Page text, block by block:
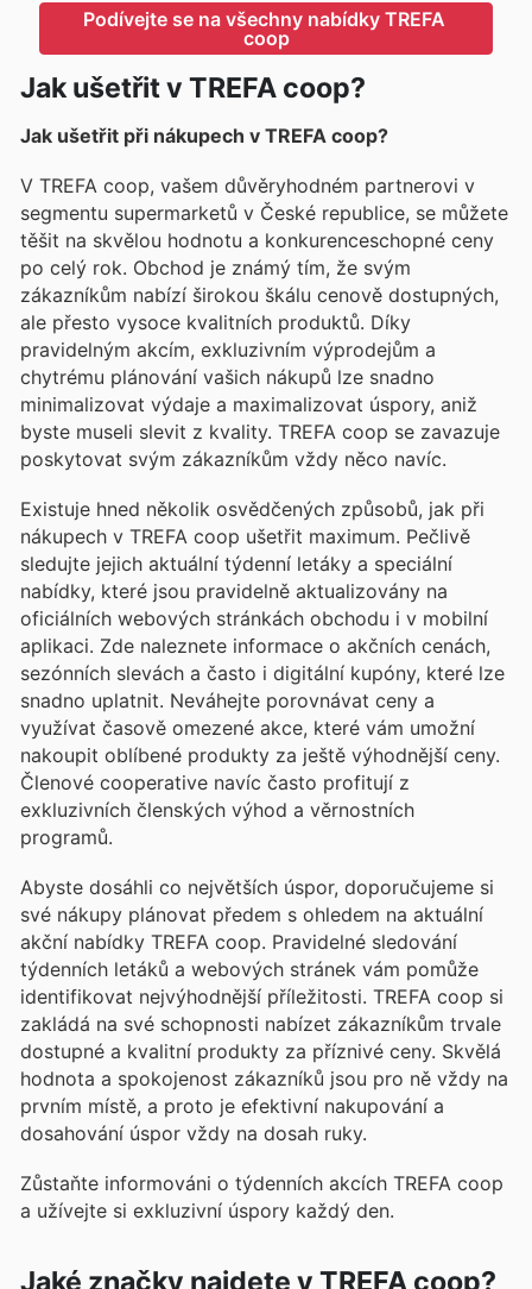
Podívejte se na všechny nabídky TREFA
coop
Jak ušetřit v TREFA coop?
Jak ušetřit při nákupech v TREFA coop?
V TREFA coop, vašem důvěryhodném partnerovi v
segmentu supermarketů v České republice, se můžete
těšit na skvělou hodnotu a konkurenceschopné ceny
po celý rok. Obchod je známý tím, že svým
zákazníkům nabízí širokou škálu cenově dostupných,
ale přesto vysoce kvalitních produktů. Díky
pravidelným akcím, exkluzivním výprodejům a
chytrému plánování vašich nákupů lze snadno
minimalizovat výdaje a maximalizovat úspory, aniž
byste museli slevit z kvality. TREFA coop se zavazuje
poskytovat svým zákazníkům vždy něco navíc.
Existuje hned několik osvědčených způsobů, jak při
nákupech v TREFA coop ušetřit maximum. Pečlivě
sledujte jejich aktuální týdenní letáky a speciální
nabídky, které jsou pravidelně aktualizovány na
oficiálních webových stránkách obchodu i v mobilní
aplikaci. Zde naleznete informace o akčních cenách,
sezónních slevách a často i digitální kupóny, které lze
snadno uplatnit. Neváhejte porovnávat ceny a
využívat časově omezené akce, které vám umožní
nakoupit oblíbené produkty za ještě výhodnější ceny.
Členové cooperative navíc často profitují z
exkluzivních členských výhod a věrnostních
programů.
Abyste dosáhli co největších úspor, doporučujeme si
své nákupy plánovat předem s ohledem na aktuální
akční nabídky TREFA coop. Pravidelné sledování
týdenních letáků a webových stránek vám pomůže
identifikovat nejvýhodnější příležitosti. TREFA coop si
zakládá na své schopnosti nabízet zákazníkům trvale
dostupné a kvalitní produkty za příznivé ceny. Skvělá
hodnota a spokojenost zákazníků jsou pro ně vždy na
prvním místě, a proto je efektivní nakupování a
dosahování úspor vždy na dosah ruky.
Zůstaňte informováni o týdenních akcích TREFA coop
a užívejte si exkluzivní úspory každý den.
Jaké značky najdete v TREFA coop?